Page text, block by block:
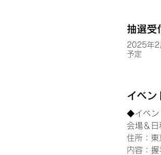
抽選受
2025年
予定
イベン
◆イベン
会場＆
住所：
内容：握